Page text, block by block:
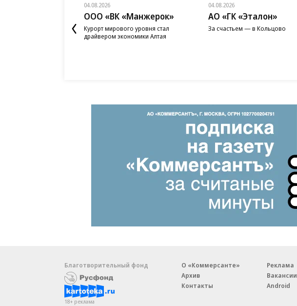
04.08.2026
ООО «ВК «Манжерок»
Курорт мирового уровня стал
драйвером экономики Алтая
04.08.2026
АО «ГК «Эталон»
За счастьем — в Кольцово
Благотворительный фонд
18+ реклама
О «Коммерсанте»
Архив
Контакты
Реклама
Вакансии
Android